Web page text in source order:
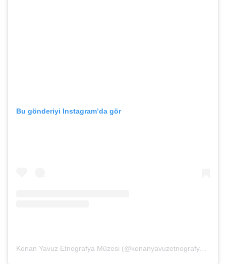
Bu gönderiyi Instagram’da gör
Kenan Yavuz Etnografya Müzesi (@kenanyavuzetnografya)’in paylaştığı bir gönderi